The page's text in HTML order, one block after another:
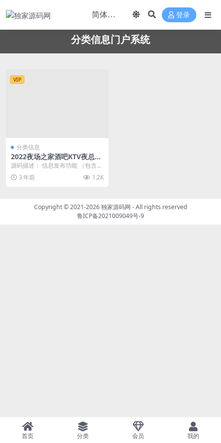
登录
分类信息门户系统
VIP
分类信息
2022夜场之家酒吧KTV夜总会
招聘广告行业信息发布网站源
源码描述： 信息发布功能 （包含会
员发布+信息审核+信息置顶+刷新
+套红+加粗+...
3 年前 1.2K
Copyright © 2021-2026独家源码网 - All rights reserved
鲁ICP备2021009049号-9
首页 分类 会员 我的